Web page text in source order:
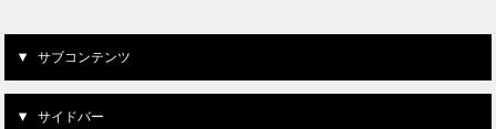
サブコンテンツ
サイドバー